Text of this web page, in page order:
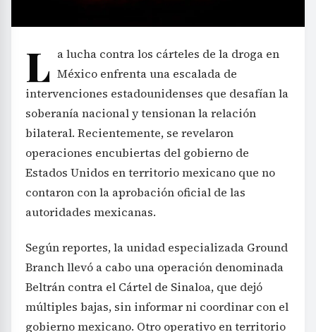
L a lucha contra los cárteles de la droga en
México enfrenta una escalada de
intervenciones estadounidenses que desafían la
soberanía nacional y tensionan la relación
bilateral. Recientemente, se revelaron
operaciones encubiertas del gobierno de
Estados Unidos en territorio mexicano que no
contaron con la aprobación oficial de las
autoridades mexicanas.
Según reportes, la unidad especializada Ground
Branch llevó a cabo una operación denominada
Beltrán contra el Cártel de Sinaloa, que dejó
múltiples bajas, sin informar ni coordinar con el
gobierno mexicano. Otro operativo en territorio